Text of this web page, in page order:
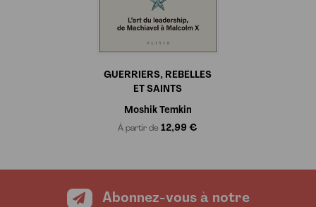
GUERRIERS, REBELLES
ET SAINTS
Moshik Temkin
À partir de12,99 €
Abonnez-vous à notre
place des cinq martyrs du lycée Buffon 75015 PARIS. Plus
notre politique de protection de vos
données personnelles.